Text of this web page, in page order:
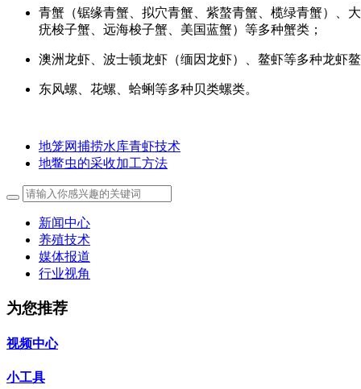
青蟹（锯缘青蟹、拟穴青蟹、紫螯青蟹、榄绿青蟹）、
疣梭子蟹、远海梭子蟹、美国蓝蟹）等多种蟹类；
澳洲龙虾、波士顿龙虾（缅因龙虾）、鳌虾等多种龙虾
东风螺、花螺、蛤蜊等多种贝类螺类。
地笼网捕捞水库青虾技术
地鳖虫的采收加工方法
新闻中心
养殖技术
媒体报道
行业视角
为您推荐
视频中心
小工具